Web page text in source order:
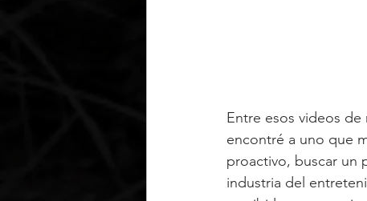
Entre esos videos
encontré a uno que
proactivo, buscar un
industria del